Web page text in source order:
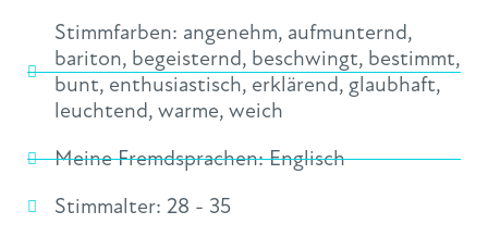
Stimmfarben: angenehm, aufmunternd,
bariton, begeisternd, beschwingt, bestimmt,
bunt, enthusiastisch, erklärend, glaubhaft,
leuchtend, warme, weich
Meine Fremdsprachen:Englisch
Stimmalter: 28 - 35